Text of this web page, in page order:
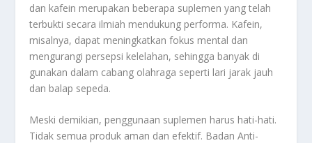
dan kafein merupakan beberapa suplemen yang telah
terbukti secara ilmiah mendukung performa. Kafein,
misalnya, dapat meningkatkan fokus mental dan
mengurangi persepsi kelelahan, sehingga banyak di
gunakan dalam cabang olahraga seperti lari jarak jauh
dan balap sepeda.
Meski demikian, penggunaan suplemen harus hati-hati.
Tidak semua produk aman dan efektif. Badan Anti-